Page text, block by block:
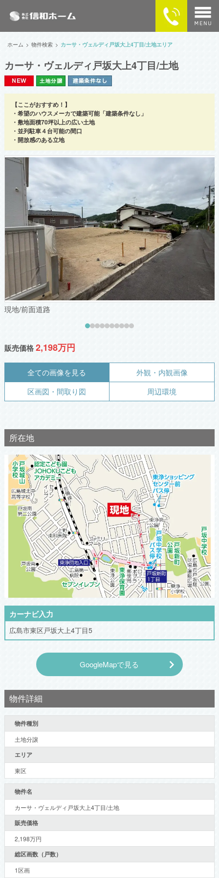
ホーム 物件検索 カーサ・ヴェルディ戸坂大上4丁目/土地エリア
カーサ・ヴェルディ戸坂大上4丁目/土地
【ここがおすすめ！】
・希望のハウスメーカで建築可能「建築条件なし」
・敷地面積70坪以上の広い土地
・並列駐車４台可能の間口
・開放感のある立地
現地/前面道路
販売価格2,198万円
全ての画像を見る
外観・内観画像
区画図・間取り図
周辺環境
所在地
カーナビ入力
広島市東区戸坂大上4丁目5
GoogleMapで見る
物件詳細
物件種別
土地分譲
エリア
東区
物件名
カーサ・ヴェルディ戸坂大上4丁目/土地
販売価格
2,198万円
総区画数（戸数）
1区画
home
物件検索
MAPで探す
カーサ・ヴェルディの住まい
SNSで最新情報をチェック！